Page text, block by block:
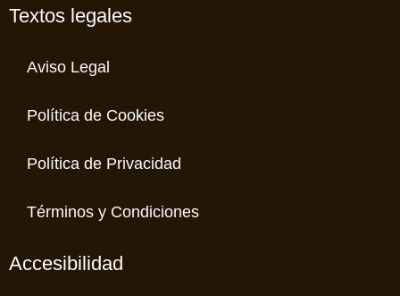
Textos legales
Aviso Legal
Política de Cookies
Política de Privacidad
Términos y Condiciones
Accesibilidad